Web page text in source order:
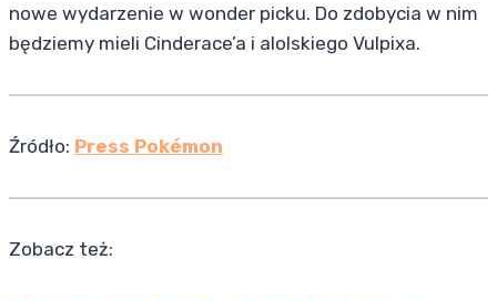
nowe wydarzenie w wonder picku. Do zdobycia w nim
będziemy mieli Cinderace’a i alolskiego Vulpixa.
Źródło: Press Pokémon
Zobacz też: